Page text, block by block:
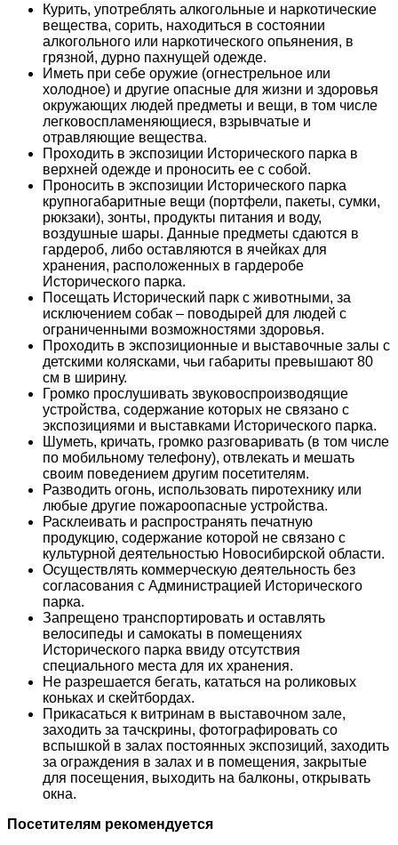
Курить, употреблять алкогольные и наркотические
вещества, сорить, находиться в состоянии
алкогольного или наркотического опьянения, в
грязной, дурно пахнущей одежде.
Иметь при себе оружие (огнестрельное или
холодное) и другие опасные для жизни и здоровья
окружающих людей предметы и вещи, в том числе
легковоспламеняющиеся, взрывчатые и
отравляющие вещества.
Проходить в экспозиции Исторического парка в
верхней одежде и проносить ее с собой.
Проносить в экспозиции Исторического парка
крупногабаритные вещи (портфели, пакеты, сумки,
рюкзаки), зонты, продукты питания и воду,
воздушные шары. Данные предметы сдаются в
гардероб, либо оставляются в ячейках для
хранения, расположенных в гардеробе
Исторического парка.
Посещать Исторический парк с животными, за
исключением собак – поводырей для людей с
ограниченными возможностями здоровья.
Проходить в экспозиционные и выставочные залы с
детскими колясками, чьи габариты превышают 80
см в ширину.
Громко прослушивать звуковоспроизводящие
устройства, содержание которых не связано с
экспозициями и выставками Исторического парка.
Шуметь, кричать, громко разговаривать (в том числе
по мобильному телефону), отвлекать и мешать
своим поведением другим посетителям.
Разводить огонь, использовать пиротехнику или
любые другие пожароопасные устройства.
Расклеивать и распространять печатную
продукцию, содержание которой не связано с
культурной деятельностью Новосибирской области.
Осуществлять коммерческую деятельность без
согласования с Администрацией Исторического
парка.
Запрещено транспортировать и оставлять
велосипеды и самокаты в помещениях
Исторического парка ввиду отсутствия
специального места для их хранения.
Не разрешается бегать, кататься на роликовых
коньках и скейтбордах.
Прикасаться к витринам в выставочном зале,
заходить за тачскрины, фотографировать со
вспышкой в залах постоянных экспозиций, заходить
за ограждения в залах и в помещения, закрытые
для посещения, выходить на балконы, открывать
окна.
Посетителям рекомендуется